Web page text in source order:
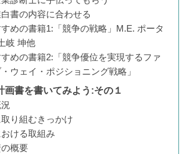
書の内容に合わせる
めの書籍1:「競争の戦略」M.E. ポータ
岐 坤他
めの書籍2:「競争優位を実現するファ
ウェイ・ポジショニング戦略」
画書を書いてみよう:その１
り組むきっかけ
ける取組み
概要